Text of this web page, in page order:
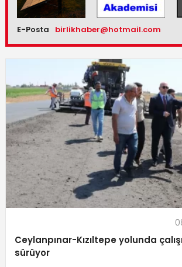
E-Posta birlikhaber@hotmail.com
Ceylanpınar-Kızıltepe yolunda
sürüyor